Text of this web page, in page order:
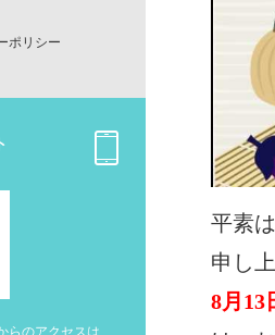
平素
申し
8月13
ポリシー
らのアクセスは